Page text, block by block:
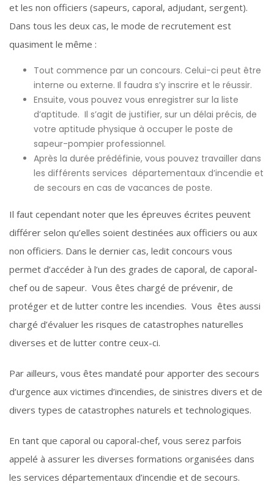
et les non officiers (sapeurs, caporal, adjudant, sergent).
Dans tous les deux cas, le mode de recrutement est
quasiment le même :
Tout commence par un concours. Celui-ci peut être
interne ou externe. Il faudra s’y inscrire et le réussir.
Ensuite, vous pouvez vous enregistrer sur la liste
d’aptitude. Il s’agit de justifier, sur un délai précis, de
votre aptitude physique à occuper le poste de
sapeur-pompier professionnel.
Après la durée prédéfinie, vous pouvez travailler dans
les différents services départementaux d’incendie et
de secours en cas de vacances de poste.
Il faut cependant noter que les épreuves écrites peuvent
différer selon qu’elles soient destinées aux officiers ou aux
non officiers. Dans le dernier cas, ledit concours vous
permet d’accéder à l’un des grades de caporal, de caporal-
chef ou de sapeur. Vous êtes chargé de prévenir, de
protéger et de lutter contre les incendies. Vous êtes aussi
chargé d’évaluer les risques de catastrophes naturelles
diverses et de lutter contre ceux-ci.
Par ailleurs, vous êtes mandaté pour apporter des secours
d’urgence aux victimes d’incendies, de sinistres divers et de
divers types de catastrophes naturels et technologiques.
En tant que caporal ou caporal-chef, vous serez parfois
appelé à assurer les diverses formations organisées dans
les services départementaux d’incendie et de secours.